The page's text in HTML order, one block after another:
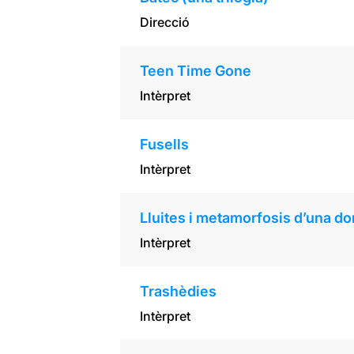
Direcció
Teen Time Gone
Intèrpret
Fusells
Intèrpret
Lluites i metamorfosis d’una
Intèrpret
Trashèdies
Intèrpret